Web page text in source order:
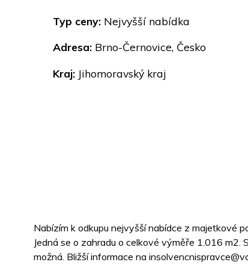
Typ ceny: Nejvyšší nabídka
Adresa: Brno-Černovice, Česko
Kraj: Jihomoravský kraj
Nabízím k odkupu nejvyšší nabídce z majetkové
Jedná se o zahradu o celkové výměře 1.016
možná. Bližší informace na